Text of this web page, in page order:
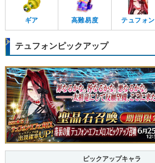
ギア 高難易度 テュフォン
テュフォンピックアップ
ピックアップキャラ